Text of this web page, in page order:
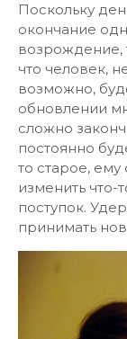
Поскольку
окончание
возрождение,
что человек,
возможно,
обновлении
сложно
постоянно
то старое,
изменить
поступок.
принимать